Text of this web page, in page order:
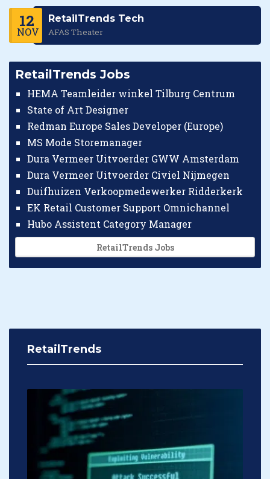
12
NOV
RetailTrends Tech
AFAS Theater
RetailTrends Jobs
HEMA Teamleider winkel Tilburg Centrum
State of Art Designer
Redman Europe Sales Developer (Europe)
MS Mode Storemanager
Dura Vermeer Uitvoerder GWW Amsterdam
Dura Vermeer Uitvoerder Civiel Nijmegen
Duifhuizen Verkoopmedewerker Ridderkerk
EK Retail Customer Support Omnichannel
Hubo Assistent Category Manager
RetailTrends Jobs
RetailTrends